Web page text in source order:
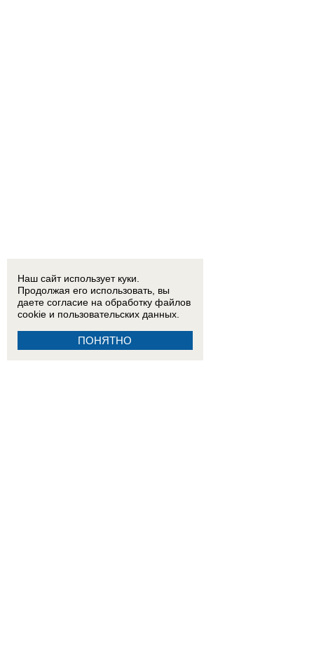
Наш сайт использует куки.
Продолжая его использовать, вы
даете согласие на обработку файлов
cookie и пользовательских данных.
ПОНЯТНО